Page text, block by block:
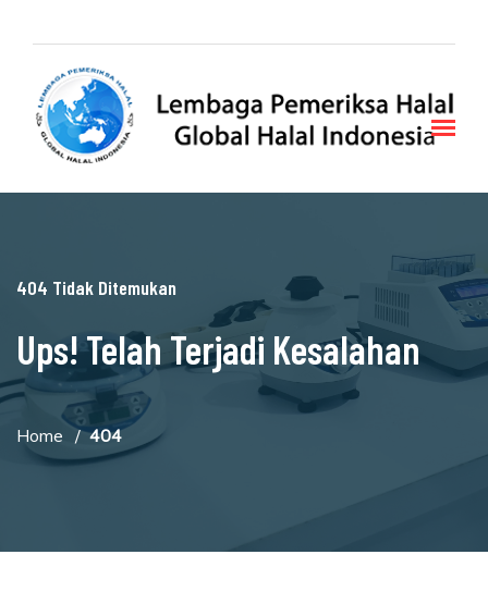
404 Tidak Ditemukan
Ups! Telah Terjadi Kesalahan
Home 404